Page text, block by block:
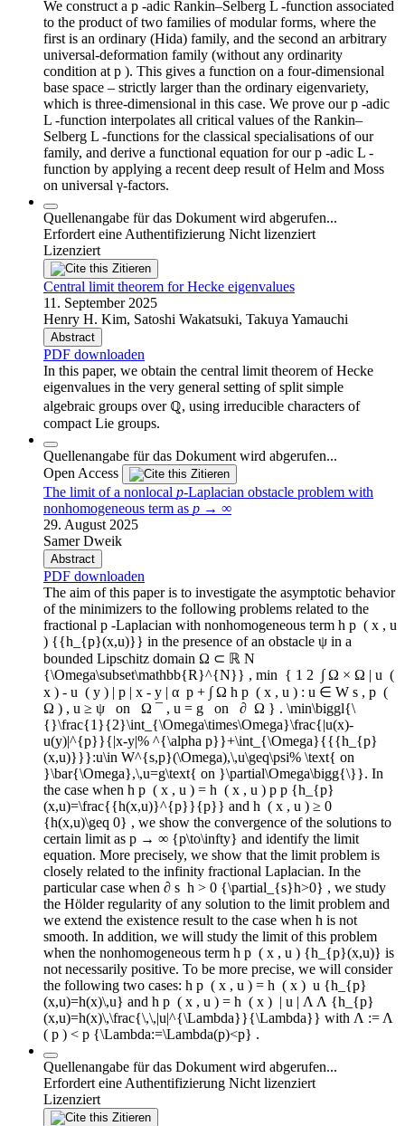
We construct a p -adic Rankin–Selberg L -function associated
to the product of two families of modular forms, where the
first is an ordinary (Hida) family, and the second an arbitrary
universal-deformation family (without any ordinarity
condition at p ). This gives a function on a four-dimensional
base space – strictly larger than the ordinary eigenvariety,
which is three-dimensional in this case. We prove our p -adic
L -function interpolates all critical values of the Rankin–
Selberg L -functions for the classical specialisations of our
family, and derive a functional equation for our p -adic L -
function by applying a recent deep result of Helm and Moss
on universal γ-factors.
Quellenangabe für das Dokument wird abgerufen...
Erfordert eine Authentifizierung Nicht lizenziert
Lizenziert
Zitieren
Central limit theorem for Hecke eigenvalues
11. September 2025
Henry H. Kim, Satoshi Wakatsuki, Takuya Yamauchi
Abstract
PDF downloaden
In this paper, we obtain the central limit theorem of Hecke
eigenvalues in the very general setting of split simple
algebraic groups over ℚ, using irreducible characters of
compact Lie groups.
Quellenangabe für das Dokument wird abgerufen...
Open Access
Zitieren
The limit of a nonlocal p-Laplacian obstacle problem with
nonhomogeneous term as p → ∞
29. August 2025
Samer Dweik
Abstract
PDF downloaden
The aim of this paper is to investigate the asymptotic behavior
of the minimizers to the following problems related to the
fractional p -Laplacian with nonhomogeneous term h p ⁢ ( x , u
) {{h_{p}(x,u)}} in the presence of an obstacle ψ in a
bounded Lipschitz domain Ω ⊂ ℝ N
{\Omega\subset\mathbb{R}^{N}} , min ⁡ { 1 2 ⁢ ∫ Ω × Ω | u ⁢ (
x ) - u ⁢ ( y ) | p | x - y | α ⁢ p + ∫ Ω h p ⁢ ( x , u ) : u ∈ W s , p ⁢ (
Ω ) , u ≥ ψ ⁢ on ⁢ Ω ¯ , u = g ⁢ on ⁢ ∂ ⁡ Ω } . \min\biggl{\
{}\frac{1}{2}\int_{\Omega\times\Omega}\frac{|u(x)-
u(y)|^{p}}{|x-y|% ^{\alpha p}}+\int_{\Omega}{{{h_{p}
(x,u)}}}:u\in W^{s,p}(\Omega),\,u\geq\psi% \text{ on
}\bar{\Omega},\,u=g\text{ on }\partial\Omega\bigg{\}}. In
the case when h p ⁢ ( x , u ) = h ⁢ ( x , u ) p p {h_{p}
(x,u)=\frac{{h(x,u)}^{p}}{p}} and h ⁢ ( x , u ) ≥ 0
{h(x,u)\geq 0} , we show the convergence of the solutions to
certain limit as p → ∞ {p\to\infty} and identify the limit
equation. More precisely, we show that the limit problem is
closely related to the infinity fractional Laplacian. In the
particular case when ∂ s ⁡ h > 0 {\partial_{s}h>0} , we study
the Hölder regularity of any solution to the limit problem and
we extend the existence result to the case when h is not
smooth. In addition, we will study the limit of this problem
when the nonhomogeneous term h p ⁢ ( x , u ) {h_{p}(x,u)} is
not necessarily positive. To be more precise, we will consider
the following two cases: h p ⁢ ( x , u ) = h ⁢ ( x ) ⁢ u {h_{p}
(x,u)=h(x)\,u} and h p ⁢ ( x , u ) = h ⁢ ( x ) ⁢ | u | Λ Λ {h_{p}
(x,u)=h(x)\,\frac{\,\,|u|^{\Lambda}}{\Lambda}} with Λ := Λ ⁢
( p ) < p {\Lambda:=\Lambda(p)<p} .
Quellenangabe für das Dokument wird abgerufen...
Erfordert eine Authentifizierung Nicht lizenziert
Lizenziert
Zitieren